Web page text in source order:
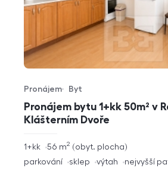
Pronájem bytu 1+kk 50m² v
Klášterním Dvoře
Typ nabídky
Pronájem
Typ nemovitosti
Byt
rozměry
dispozice
1+kk obyt. plocha
56 m2
funkce
parkování sklep výtah nejvyšší